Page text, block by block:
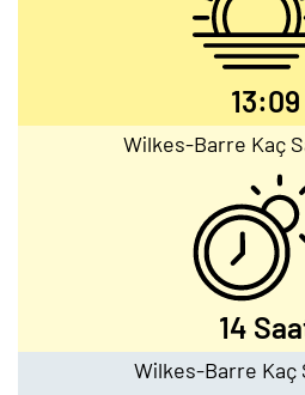
13:09
Wilkes-Barre Kaç
14
Wilkes-Barre Kaç